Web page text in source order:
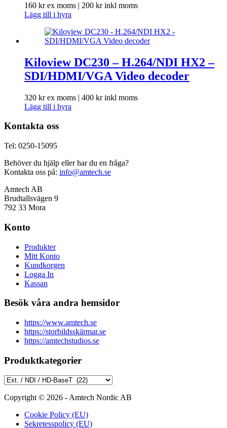
160 krex moms | 200 krinkl moms
Lägg till i hyra
Kiloview DC230 – H.264/NDI HX2 –
SDI/HDMI/VGA Video decoder
320 krex moms | 400 krinkl moms
Lägg till i hyra
Kontakta oss
Tel: 0250-15095
Behöver du hjälp eller har du en fråga?
Kontakta oss på: info@amtech.se
Amtech AB
Brudtallsvägen 9
792 33 Mora
Konto
Produkter
Mitt Konto
Kundkorgen
Logga In
Kassan
Besök våra andra hemsidor
https://www.amtech.se
https://storbildsskärmar.se
https://amtechstudios.se
Produktkategorier
Copyright © 2026 - Amtech Nordic AB
Cookie Policy (EU)
Sekretesspolicy (EU)